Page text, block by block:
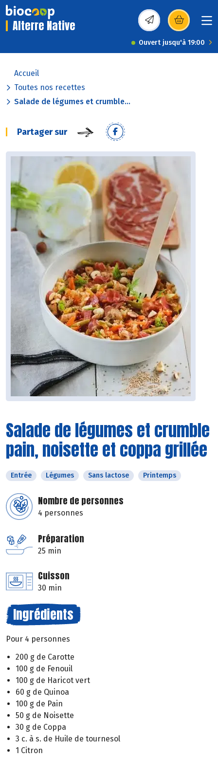
Alterre Native (s’ouvre dans une
Ouvert jusqu'à 19:00
Accueil
Toutes nos recettes
Salade de légumes et crumble...
Partager sur
Salade de légumes et crumble
pain, noisette et coppa grillée
Entrée Légumes Sans lactose Printemps
Nombre de personnes
4 personnes
Préparation
25 min
Cuisson
30 min
Ingrédients
Pour 4 personnes
200 g de Carotte
100 g de Fenouil
100 g de Haricot vert
60 g de Quinoa
100 g de Pain
50 g de Noisette
30 g de Coppa
3 c. à s. de Huile de tournesol
1 Citron